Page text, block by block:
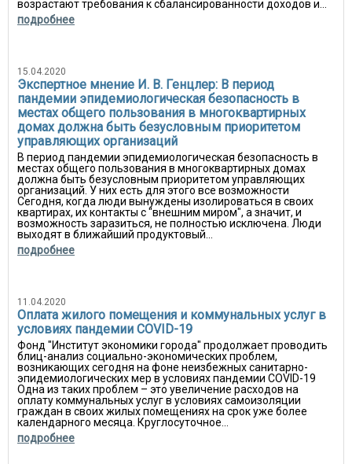
возрастают требования к сбалансированности доходов и...
подробнее
15.04.2020
Экспертное мнение И. В. Генцлер: В период
пандемии эпидемиологическая безопасность в
местах общего пользования в многоквартирных
домах должна быть безусловным приоритетом
управляющих организаций
В период пандемии эпидемиологическая безопасность в
местах общего пользования в многоквартирных домах
должна быть безусловным приоритетом управляющих
организаций. У них есть для этого все возможности
Сегодня, когда люди вынуждены изолироваться в своих
квартирах, их контакты с "внешним миром", а значит, и
возможность заразиться, не полностью исключена. Люди
выходят в ближайший продуктовый...
подробнее
11.04.2020
Оплата жилого помещения и коммунальных услуг в
условиях пандемии COVID-19
Фонд "Институт экономики города" продолжает проводить
блиц-анализ социально-экономических проблем,
возникающих сегодня на фоне неизбежных санитарно-
эпидемиологических мер в условиях пандемии COVID-19
Одна из таких проблем – это увеличение расходов на
оплату коммунальных услуг в условиях самоизоляции
граждан в своих жилых помещениях на срок уже более
календарного месяца. Круглосуточное...
подробнее